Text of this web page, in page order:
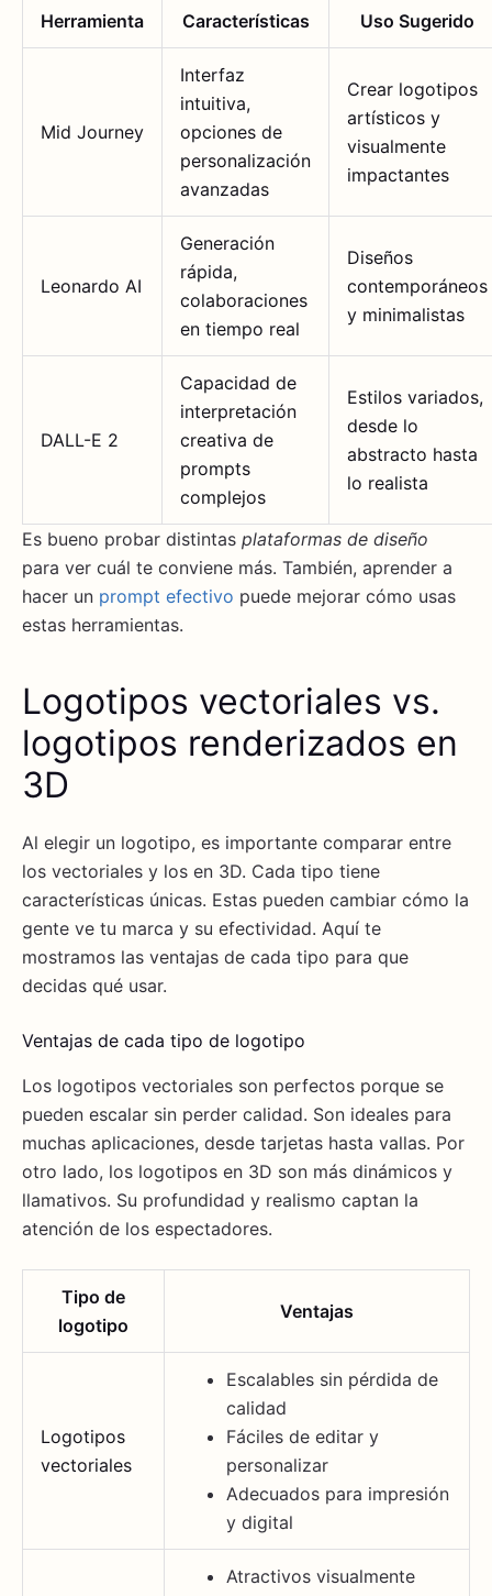
Herramienta Características Uso Sugerido
Mid Journey
Interfaz
intuitiva,
opciones de
personalización
avanzadas
Crear logotipos
artísticos y
visualmente
impactantes
Leonardo AI
Generación
rápida,
colaboraciones
en tiempo real
Diseños
contemporáneos
y minimalistas
DALL-E 2
Capacidad de
interpretación
creativa de
prompts
complejos
Estilos variados,
desde lo
abstracto hasta
lo realista
Es bueno probar distintas plataformas de diseño
para ver cuál te conviene más. También, aprender a
hacer un prompt efectivo puede mejorar cómo usas
estas herramientas.
Logotipos vectoriales vs.
logotipos renderizados en
3D
Al elegir un logotipo, es importante comparar entre
los vectoriales y los en 3D. Cada tipo tiene
características únicas. Estas pueden cambiar cómo la
gente ve tu marca y su efectividad. Aquí te
mostramos las ventajas de cada tipo para que
decidas qué usar.
Ventajas de cada tipo de logotipo
Los logotipos vectoriales son perfectos porque se
pueden escalar sin perder calidad. Son ideales para
muchas aplicaciones, desde tarjetas hasta vallas. Por
otro lado, los logotipos en 3D son más dinámicos y
llamativos. Su profundidad y realismo captan la
atención de los espectadores.
Tipo de
logotipo
Ventajas
Logotipos
vectoriales
Escalables sin pérdida de
calidad
Fáciles de editar y
personalizar
Adecuados para impresión
y digital
Atractivos visualmente